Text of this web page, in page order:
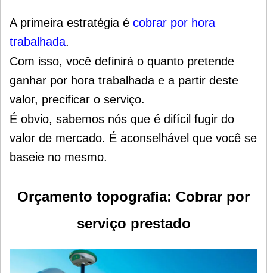
A primeira estratégia é cobrar por hora
trabalhada.
Com isso, você definirá o quanto pretende
ganhar por hora trabalhada e a partir deste
valor, precificar o serviço.
É obvio, sabemos nós que é difícil fugir do
valor de mercado. É aconselhável que você se
baseie no mesmo.
Orçamento topografia: Cobrar por
serviço prestado